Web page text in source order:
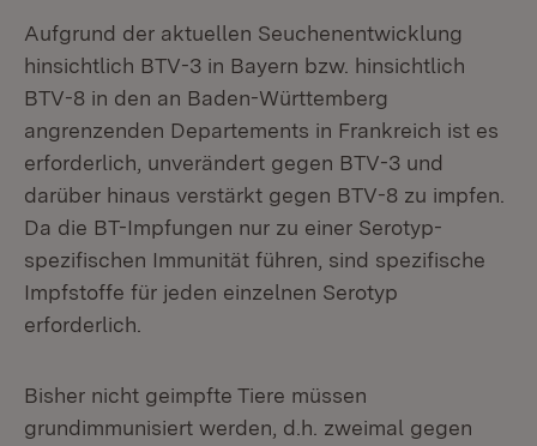
Aufgrund der aktuellen Seuchenentwicklung
hinsichtlich BTV-3 in Bayern bzw. hinsichtlich
BTV-8 in den an Baden-Württemberg
angrenzenden Departements in Frankreich ist es
erforderlich, unverändert gegen BTV-3 und
darüber hinaus verstärkt gegen BTV-8 zu impfen.
Da die BT-Impfungen nur zu einer Serotyp-
spezifischen Immunität führen, sind spezifische
Impfstoffe für jeden einzelnen Serotyp
erforderlich.
Bisher nicht geimpfte Tiere müssen
grundimmunisiert werden, d.h. zweimal gegen